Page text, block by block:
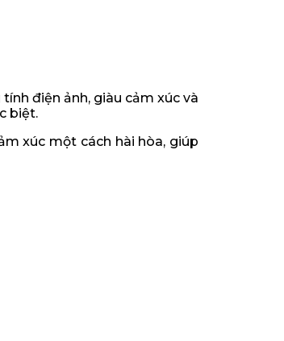
điện ảnh, giàu cảm xúc và
biệt.
xúc một cách hài hòa, giúp